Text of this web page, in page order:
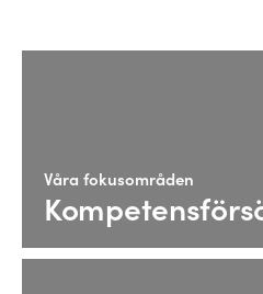
Våra fokusområden